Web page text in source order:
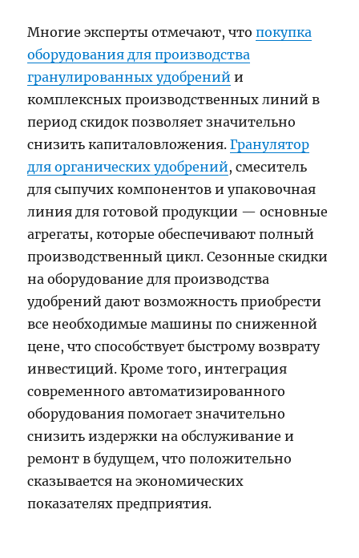
Многие эксперты отмечают, чтопокупка
оборудования для производства
гранулированных удобрений и
комплексных производственных линий в
период скидок позволяет значительно
снизить капиталовложения.Гранулятор
для органических удобрений, смеситель
для сыпучих компонентов и упаковочная
линия для готовой продукции — основные
агрегаты, которые обеспечивают полный
производственный цикл. Сезонные скидки
на оборудование для производства
удобрений дают возможность приобрести
все необходимые машины по сниженной
цене, что способствует быстрому возврату
инвестиций. Кроме того, интеграция
современного автоматизированного
оборудования помогает значительно
снизить издержки на обслуживание и
ремонт в будущем, что положительно
сказывается на экономических
показателях предприятия.